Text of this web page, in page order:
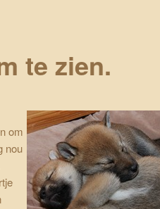
te zien.
om
nou